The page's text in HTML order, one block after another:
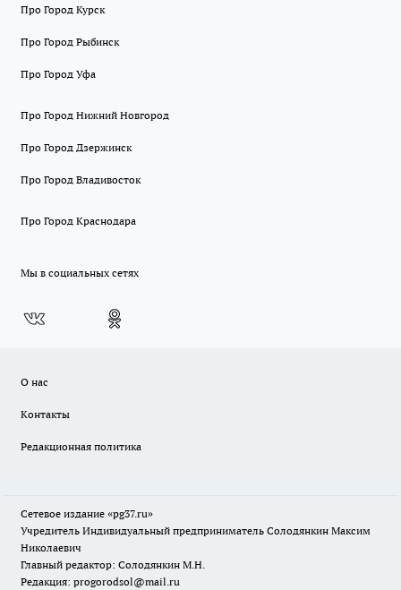
Про Город Курск
Про Город Рыбинск
Про Город Уфа
Про Город Нижний Новгород
Про Город Дзержинск
Про Город Владивосток
Про Город Краснодара
Мы в социальных сетях
О нас
Контакты
Редакционная политика
Сетевое издание «pg37.ru»
Учредитель Индивидуальный предприниматель Солодянкин Максим
Николаевич
Главный редактор: Солодянкин М.Н.
Редакция: progorodsol@mail.ru